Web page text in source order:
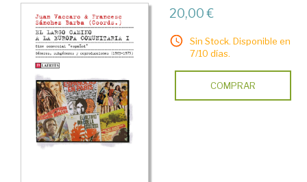
20,00 €
Sin Stock. Disponible en
7/10 días.
COMPRAR